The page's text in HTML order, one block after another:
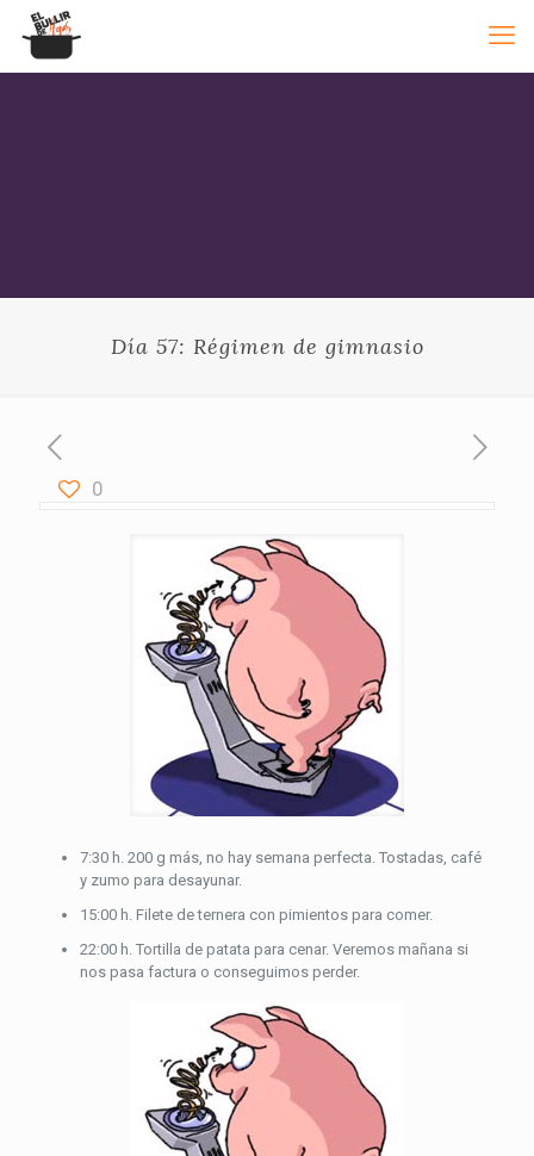
Día 57: Régimen de gimnasio
0
7:30 h. 200 g más, no hay semana perfecta. Tostadas, café
y zumo para desayunar.
15:00 h. Filete de ternera con pimientos para comer.
22:00 h. Tortilla de patata para cenar. Veremos mañana si
nos pasa factura o conseguimos perder.